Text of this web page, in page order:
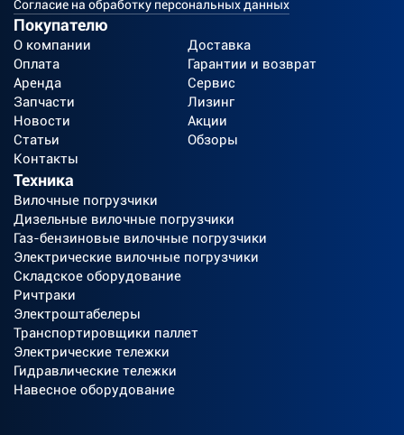
Согласие на обработку персональных данных
Покупателю
О компании
Доставка
Оплата
Гарантии и возврат
Аренда
Сервис
Запчасти
Лизинг
Новости
Акции
Статьи
Обзоры
Контакты
Техника
Вилочные погрузчики
Дизельные вилочные погрузчики
Газ-бензиновые вилочные погрузчики
Электрические вилочные погрузчики
Складское оборудование
Ричтраки
Электроштабелеры
Транспортировщики паллет
Электрические тележки
Гидравлические тележки
Навесное оборудование